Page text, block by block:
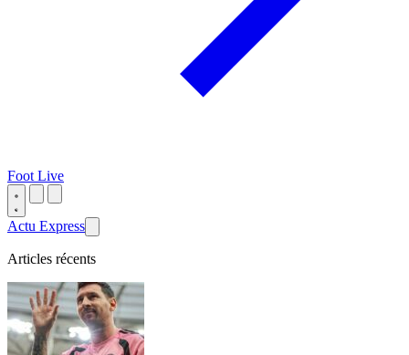
Foot Live
Actu Express
Articles récents